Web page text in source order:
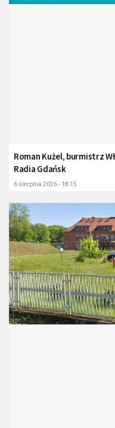
Roman Kużel, burmistrz
Radia Gdańsk
6 sierpnia 2026 - 18:15